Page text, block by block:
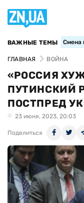
ВАЖНЫЕ ТЕМЫ Смена
ГЛАВНАЯ ВОЙНА
«РОССИЯ
ПУТИНСКИЙ
ПОСТПРЕД
23 июня, 2023, 20:03
Поделиться